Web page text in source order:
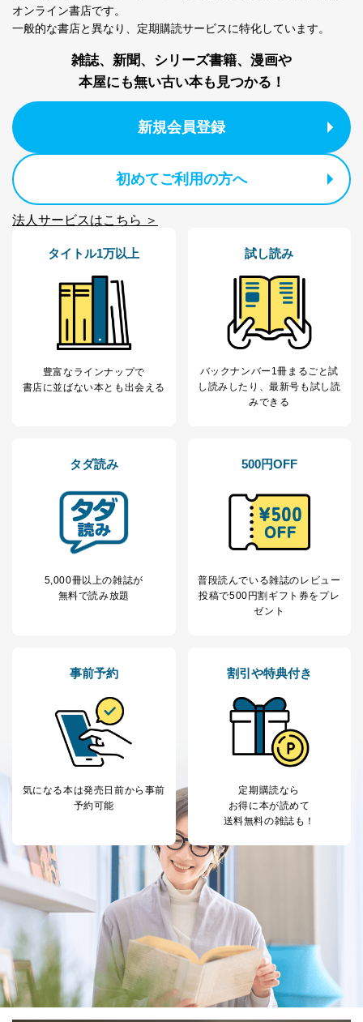
オンライン書店です。
一般的な書店と異なり、 定期購読サービスに特化しています。
雑誌、新聞、シリーズ書籍、漫画や
本屋にも無い古い本も見つかる！
新規会員登録
初めてご利用の方へ
法人サービスはこちら ＞
タイトル1万以上
豊富なラインナップで
書店に並ばない本とも出会える
試し読み
バックナンバー1冊まるごと試
し読み したり、最新号も試し読
みできる
タダ読み
5,000冊以上の雑誌が
無料で読み放題
500円OFF
普段読んでいる雑誌のレビュー
投稿で500円割ギフト券をプレ
ゼント
事前予約
気になる本は発売日前から事前
予約可能
割引や特典付き
定期購読なら
お得に本が読めて
送料無料の雑誌も！